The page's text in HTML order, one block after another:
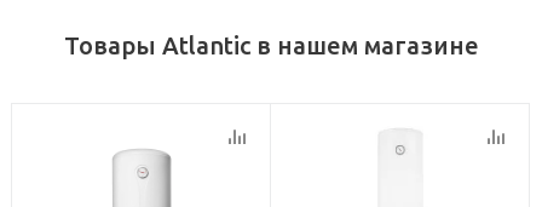
Товары Atlantic в нашем магазине